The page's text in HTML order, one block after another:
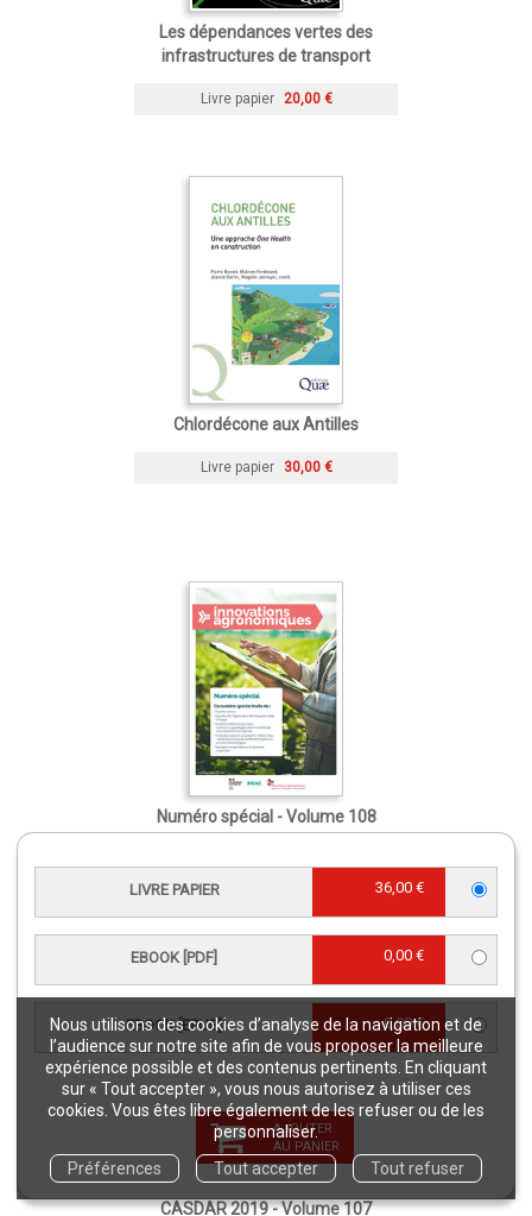
Nous utilisons des cookies d’analyse de la navigation et de
l’audience sur notre site afin de vous proposer la meilleure
expérience possible et des contenus pertinents. En cliquant
sur « Tout accepter », vous nous autorisez à utiliser ces
cookies. Vous êtes libre également de les refuser ou de les
personnaliser.
Préférences
Tout accepter Tout refuser
LIVRE PAPIER 36,00 €
EBOOK [PDF] 0,00 €
EBOOK [EPUB] 0,00 €
AJOUTER
AU PANIER
Les dépendances vertes des
infrastructures de transport
Livre papier 20,00 €
Chlordécone aux Antilles
Livre papier 30,00 €
Numéro spécial - Volume 108
CASDAR 2019 - Volume 107